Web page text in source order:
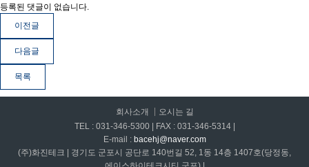
등록된 댓글이 없습니다.
이전글
다음글
목록
회사소개
오시는 길
TEL : 031-346-5300 | FAX : 031-346-5314 |
E-mail : bacehj@naver.com
(주)화진테크 | 경기도 군포시 공단로 140번길 52, 1동 14층 1407호(당정동,